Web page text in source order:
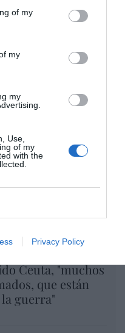
of my
my
my
Use,
of my
with the
Privacy Policy
norte: la
Ceuta, "muchos
que están
guerra"